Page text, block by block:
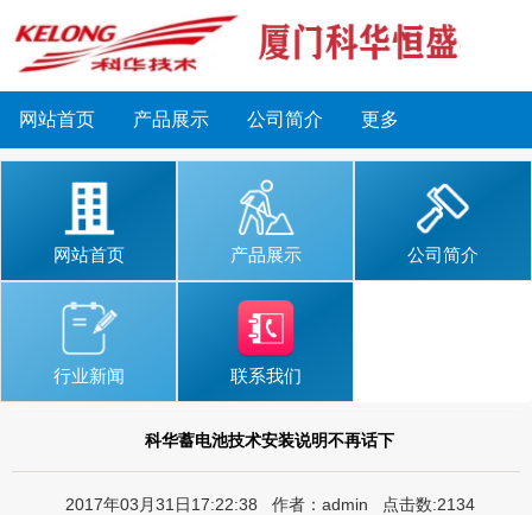
网站首页 产品展示 公司简介 更多
网站首页 产品展示 公司简介
行业新闻 联系我们
科华蓄电池技术安装说明不再话下
2017年03月31日17:22:38 作者：admin 点击数:2134